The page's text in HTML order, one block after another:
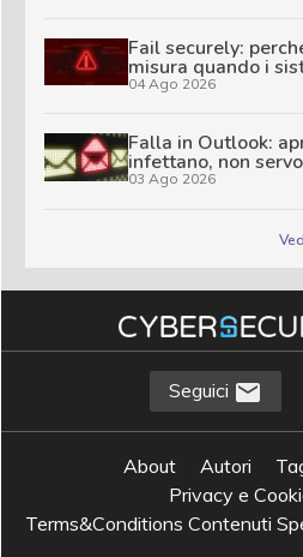
Fail securely:
misura quando i
04 Ago 2026
Falla in Outlook:
infettano, non
03 Ago 2026
Seguici
About Autori
Privacy e
Terms&Conditions Contenuti